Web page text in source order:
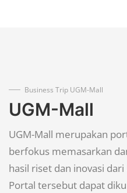
Business Trip UGM-Mall
UGM-Mall
UGM-Mall merupakan
berfokus memasarkan
hasil riset dan inovasi
Portal tersebut dapat